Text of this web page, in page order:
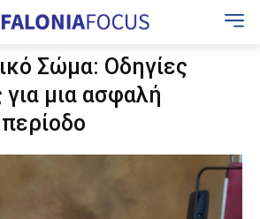
Σώμα: Οδηγίες
μια ασφαλή